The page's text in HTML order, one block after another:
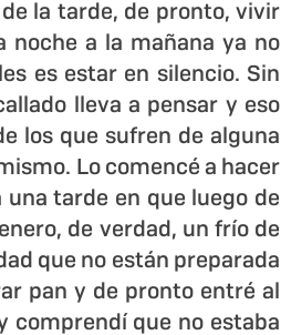
la tarde, de pronto, vivir
noche a la mañana ya no
es estar en silencio. Sin
lleva a pensar y eso
los que sufren de alguna
Lo comencé a hacer
tarde en que luego de
de verdad, un frío de
que no están preparada
pan y de pronto entré al
comprendí que no estaba